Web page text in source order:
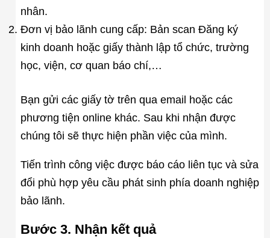
nhân.
Đơn vị bảo lãnh cung cấp: Bản scan Đăng ký
kinh doanh hoặc giấy thành lập tổ chức, trường
học, viện, cơ quan báo chí,…
Bạn gửi các giấy tờ trên qua email hoặc các
phương tiện online khác. Sau khi nhận được
chúng tôi sẽ thực hiện phần việc của mình.
Tiến trình công việc được báo cáo liên tục và sửa
đổi phù hợp yêu cầu phát sinh phía doanh nghiệp
bảo lãnh.
Bước 3. Nhận kết quả